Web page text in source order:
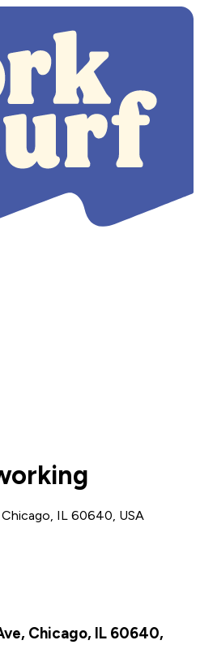
IL 60640, USA
Chicago, IL 60640,